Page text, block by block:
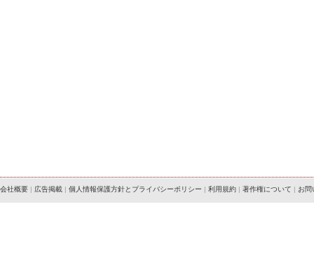
会社概要 | 広告掲載 | 個人情報保護方針とプライバシーポリシー | 利用規約 | 著作権について | お問